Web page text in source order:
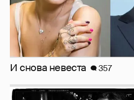
И снова невеста 357